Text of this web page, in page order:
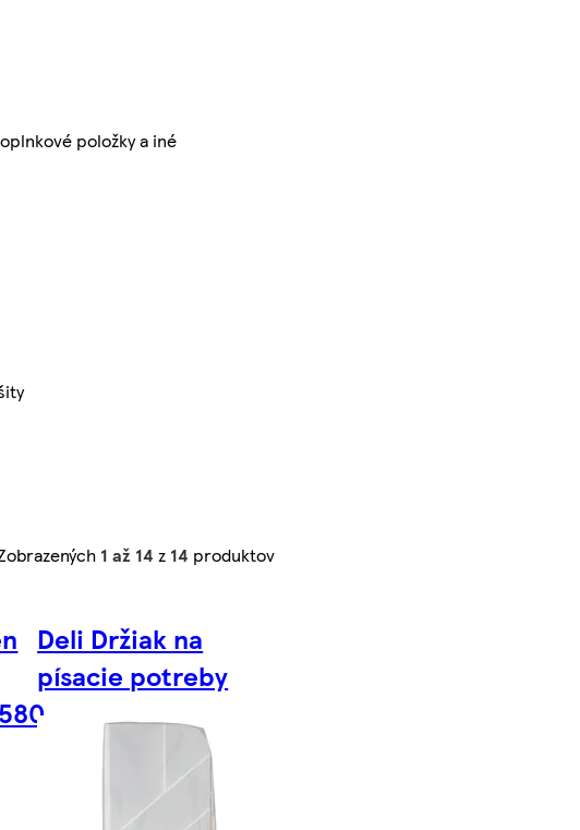
položky a iné
1 až 14 z 14 produktov
Deli Držiak na
písacie potreby